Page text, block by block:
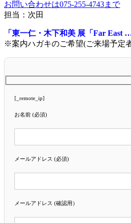
お問い合わせは075-255-4743まで
担当：次田
「東一仁・木下和美 展「Far East
※案内ハガキのご希望(ご来場予定
[_remote_ip]
お名前 (必須)
メールアドレス (必須)
メールアドレス (確認用）